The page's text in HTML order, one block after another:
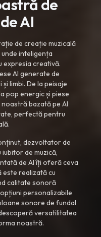
de
AI
de creație muzicală
inteligența
expresia creativă.
AI generate de
limbi. De la peisaje
pop energic și piese
bazată pe AI
perfectă pentru
dezvoltator de
de muzică,
de AI îți oferă ceva
este realizată cu
calitate sonoră
personalizabile
sonore de fundal
versatilitatea
noastră.